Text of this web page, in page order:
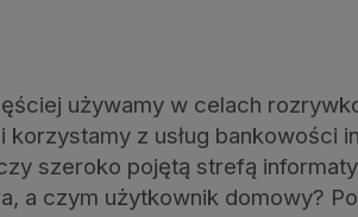
używamy w celach
z usług bankowości
szeroko pojętą strefą
a czym użytkownik domowy?